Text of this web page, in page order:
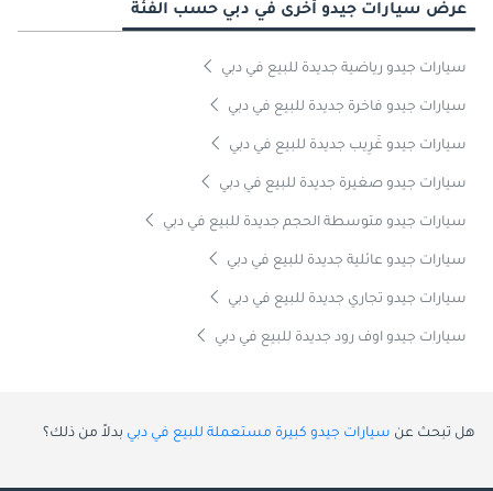
عرض سيارات جيدو أخرى في دبي حسب الفئة
سيارات جيدو رياضية جديدة للبيع في دبي
سيارات جيدو فاخرة جديدة للبيع في دبي
سيارات جيدو غَرِيب جديدة للبيع في دبي
سيارات جيدو صغيرة جديدة للبيع في دبي
سيارات جيدو متوسطة الحجم جديدة للبيع في دبي
سيارات جيدو عائلية جديدة للبيع في دبي
سيارات جيدو تجاري جديدة للبيع في دبي
سيارات جيدو اوف رود جديدة للبيع في دبي
هل تبحث عن سيارات جيدو كبيرة مستعملة للبيع في دبي بدلاً من ذلك؟